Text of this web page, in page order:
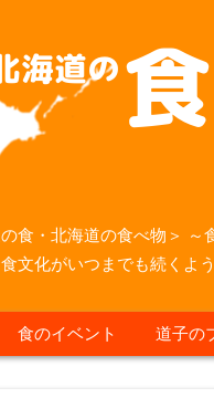
の食・北海道の食べ物＞
食文化がいつまでも続く
食のイベント 道子の